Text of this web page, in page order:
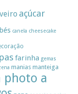
açúcar
canela cheesecake
farinha gemas
manias manteiga
photo a